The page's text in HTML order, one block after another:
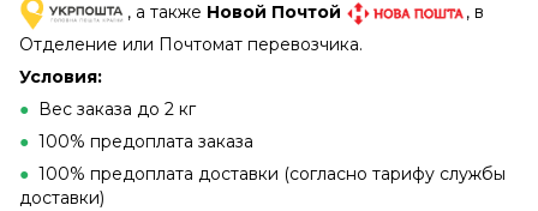
, а также Новой Почтой
, в
Отделение или Почтомат перевозчика.
Условия:
● Вес заказа до 2 кг
● 100% предоплата заказа
● 100% предоплата доставки (согласно тарифу службы
доставки)